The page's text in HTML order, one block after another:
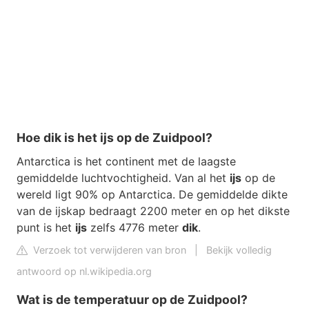
Hoe dik is het ijs op de Zuidpool?
Antarctica is het continent met de laagste
gemiddelde luchtvochtigheid. Van al het ijs op de
wereld ligt 90% op Antarctica. De gemiddelde dikte
van de ijskap bedraagt 2200 meter en op het dikste
punt is het ijs zelfs 4776 meter dik.
Verzoek tot verwijderen van bron
Bekijk volledig
antwoord op nl.wikipedia.org
Wat is de temperatuur op de Zuidpool?